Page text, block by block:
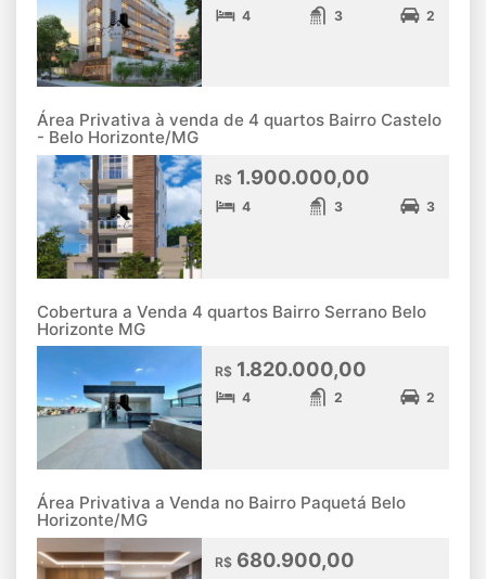
4 3 2
Área Privativa à venda de 4 quartos Bairro Castelo
- Belo Horizonte/MG
R$ 1.900.000,00
4 3 3
Cobertura a Venda 4 quartos Bairro Serrano Belo
Horizonte MG
R$ 1.820.000,00
4 2 2
Área Privativa a Venda no Bairro Paquetá Belo
Horizonte/MG
R$ 680.900,00